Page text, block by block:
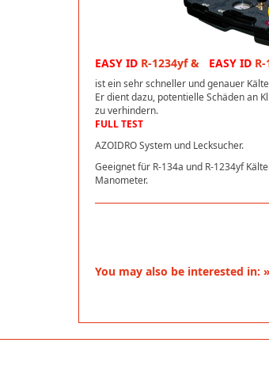
EASY IDR-1234yf & EASY IDR-
ist ein sehr schneller und genauer
Er dient dazu, potentielle Schäden an
zu verhindern.
FULL TEST
AZOIDRO System und Lecksucher.
Geeignet für R-134a und R-1234yf
Manometer.
You may also be interested in: »